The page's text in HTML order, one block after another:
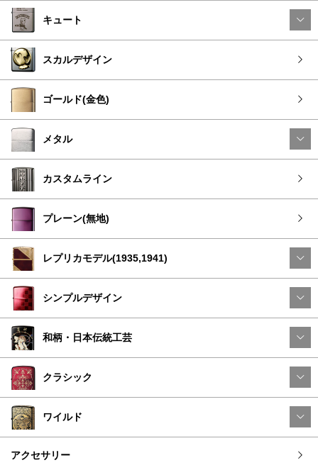
キュート
スカルデザイン
ゴールド(金色)
メタル
カスタムライン
プレーン(無地)
レプリカモデル(1935,1941)
シンプルデザイン
和柄・日本伝統工芸
クラシック
ワイルド
アクセサリー